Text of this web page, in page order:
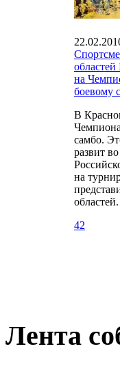
на
боевому
В
самбо.
развит
на
областей.
42
Лента